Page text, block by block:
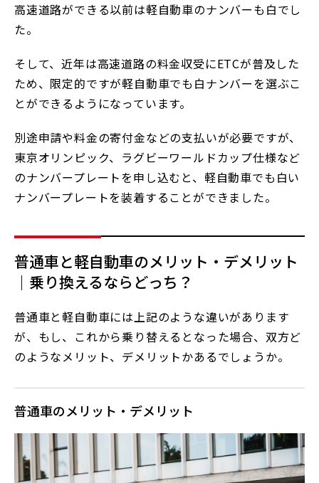
高速道路ができる以前は軽自動車のナンバーも白でし
た。
そして、近年は高速道路の料金収受にETCが普及した
ため、限定的ですが軽自動車でも白ナンバーを選ぶこ
とができるようになっています。
別途申請や料金の寄付金などの支払いが必要ですが、
東京オリンピック、ラグビーワールドカップ仕様など
のナンバープレートを申し込むと、軽自動車でも白い
ナンバープレートを装着することができました。
普通車と軽自動車のメリット・デメリット
｜乗り換えるならどっち？
普通車と軽自動車には上記のような違いがあります
が、もし、これから乗り替えるとなった場合、双方ど
のようなメリット、デメリットかあるでしょうか。
普通車のメリット・デメリット